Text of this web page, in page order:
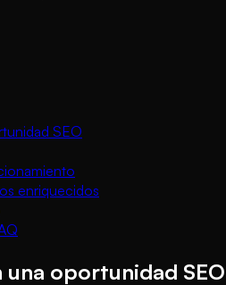
SEO
enriquecidos
una oportunidad SEO